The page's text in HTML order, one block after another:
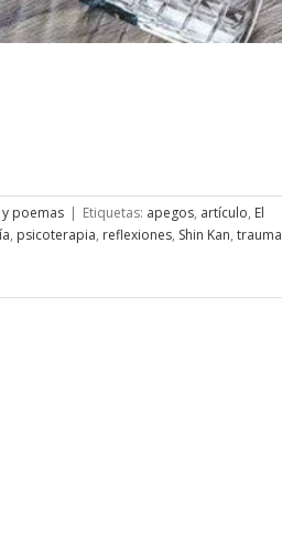
poemas | Etiquetas: apegos, artículo, El
, psicoterapia, reflexiones, Shin Kan, trauma